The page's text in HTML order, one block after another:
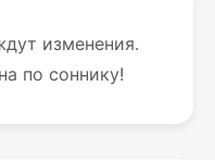
изменения.
по соннику!